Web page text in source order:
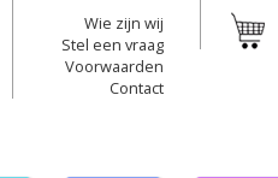
Wie zijn wij
Stel een vraag
Voorwaarden
Contact